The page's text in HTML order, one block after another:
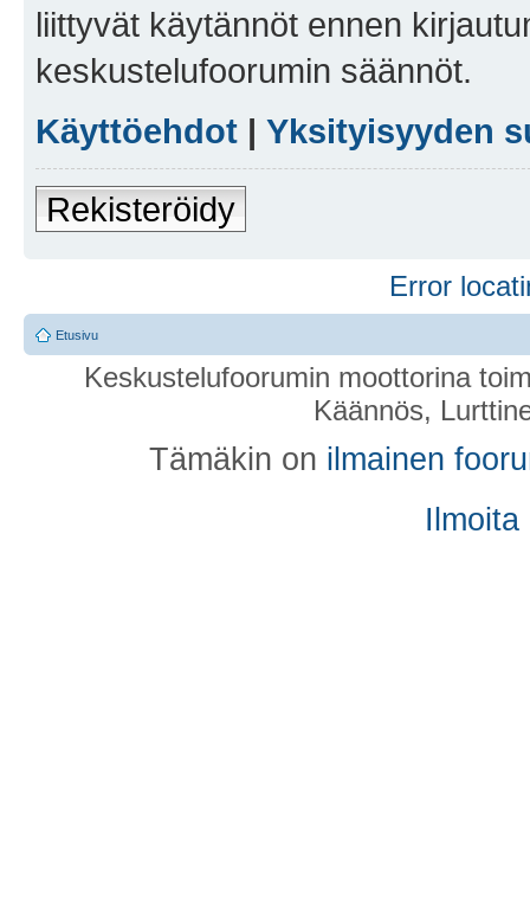
liittyvät käytännöt ennen
keskustelufoorumin säännöt.
Käyttöehdot | Yksityisyyden
Rekisteröidy
Error
Etusivu
Keskustelufoorumin moottorina
Käännös,
Tämäkin on ilmainen